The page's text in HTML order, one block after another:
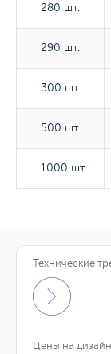
280 шт.
290 шт.
300 шт.
500 шт.
1000 шт.
280 шт.
290 шт.
300 шт.
500 шт.
1000 шт.
Тираж
10 шт.
Технические
Цены на дизайн